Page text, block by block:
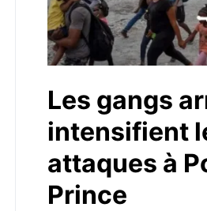
Les gangs
intensifient
attaques à
Prince